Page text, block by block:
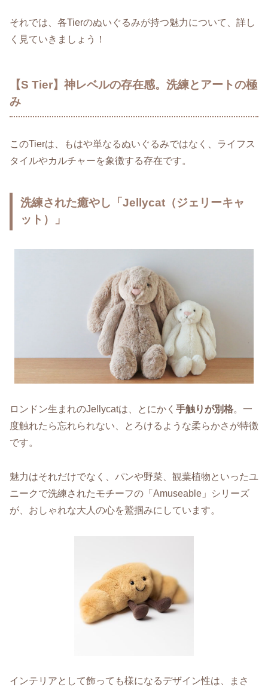
それでは、各Tierのぬいぐるみが持つ魅力について、詳し
く見ていきましょう！
【S Tier】神レベルの存在感。洗練とアートの極
み
このTierは、もはや単なるぬいぐるみではなく、ライフス
タイルやカルチャーを象徴する存在です。
洗練された癒やし「Jellycat（ジェリーキャ
ット）」
ロンドン生まれのJellycatは、とにかく 手触りが別格。一
度触れたら忘れられない、とろけるような柔らかさが特徴
です。
魅力はそれだけでなく、パンや野菜、観葉植物といったユ
ニークで洗練されたモチーフの「Amuseable」シリーズ
が、おしゃれな大人の心を鷲掴みにしています。
インテリアとして飾っても様になるデザイン性は、まさ